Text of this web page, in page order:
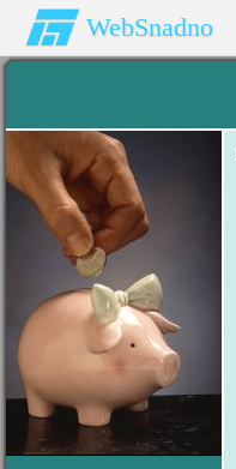
WebSnadno